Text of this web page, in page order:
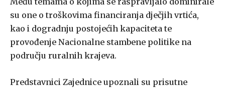
su one o troškovima financiranja dječjih vrtića,
kao i dogradnju postojećih kapaciteta te
provođenje Nacionalne stambene politike na
području ruralnih krajeva.
Predstavnici Zajednice upoznali su prisutne